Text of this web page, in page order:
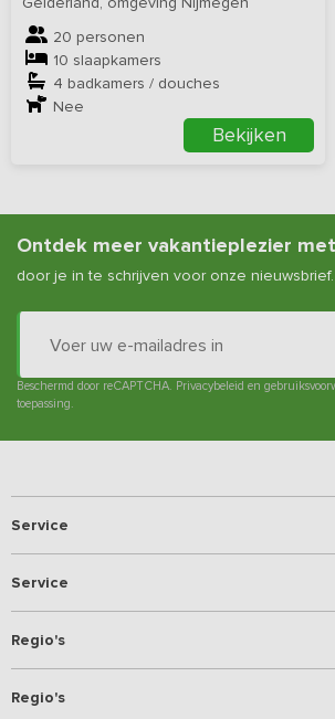
20 personen
10 slaapkamers
4 badkamers / douches
Nee
Bekijken
Ontdek meer vakantieplezier
door je in te schrijven voor onze nieuwsbrief.
Beschermd door reCAPTCHA. Privacybeleid en
toepassing.
Service
Service
Regio's
Regio's